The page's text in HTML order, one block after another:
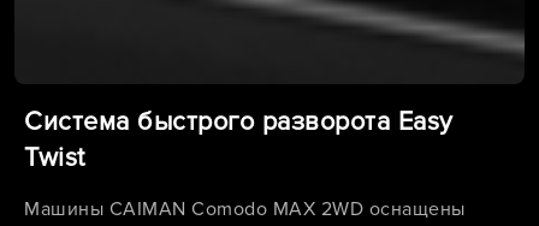
Система быстрого разворота Easy
Twist
Машины CAIMAN Comodo MAX 2WD оснащены